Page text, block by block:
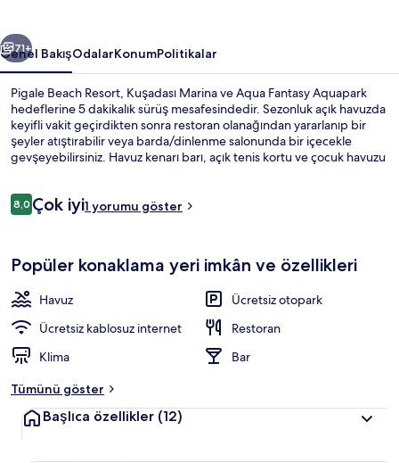
Sonraki
71+
Genel BakışOdalarKonumPolitikalar
Pigale Beach Resort, Kuşadası Marina ve Aqua Fantasy Aquapark
hedeflerine 5 dakikalık sürüş mesafesindedir. Sezonluk açık havuzda
keyifli vakit geçirdikten sonra restoran olanağından yararlanıp bir
şeyler atıştırabilir veya barda/dinlenme salonunda bir içecekle
gevşeyebilirsiniz. Havuz kenarı barı, açık tenis kortu ve çocuk havuzu
Yorumlar
8,08,0/10
Çok iyi1 yorumu göster
Popüler konaklama yeri imkân ve özellikleri
Havuz
Ücretsiz otopark
Ücretsiz kablosuz internet
Restoran
Klima
Bar
Tümünü göster
Başlıca özellikler (12)